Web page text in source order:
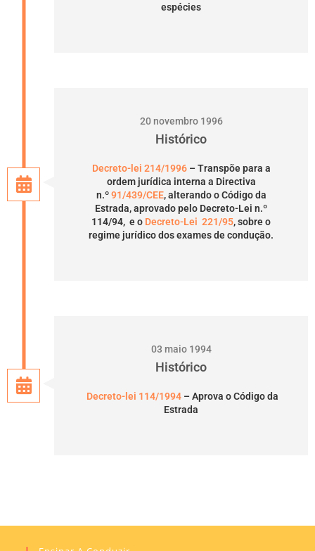
espécies
20 novembro 1996
Histórico
Decreto-lei 214/1996– Transpõe para a
ordem jurídica interna a Directiva
n.º91/439/CEE, alterando o Código da
Estrada, aprovado pelo Decreto-Lei n.º
114/94, e o Decreto-Lei 221/95, sobre o
regime jurídico dos exames de condução.
03 maio 1994
Histórico
Decreto-lei 114/1994– Aprova o Código da
Estrada